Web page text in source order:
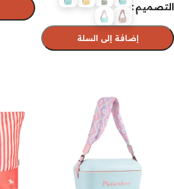
التصميم
إضافة إلى السلة